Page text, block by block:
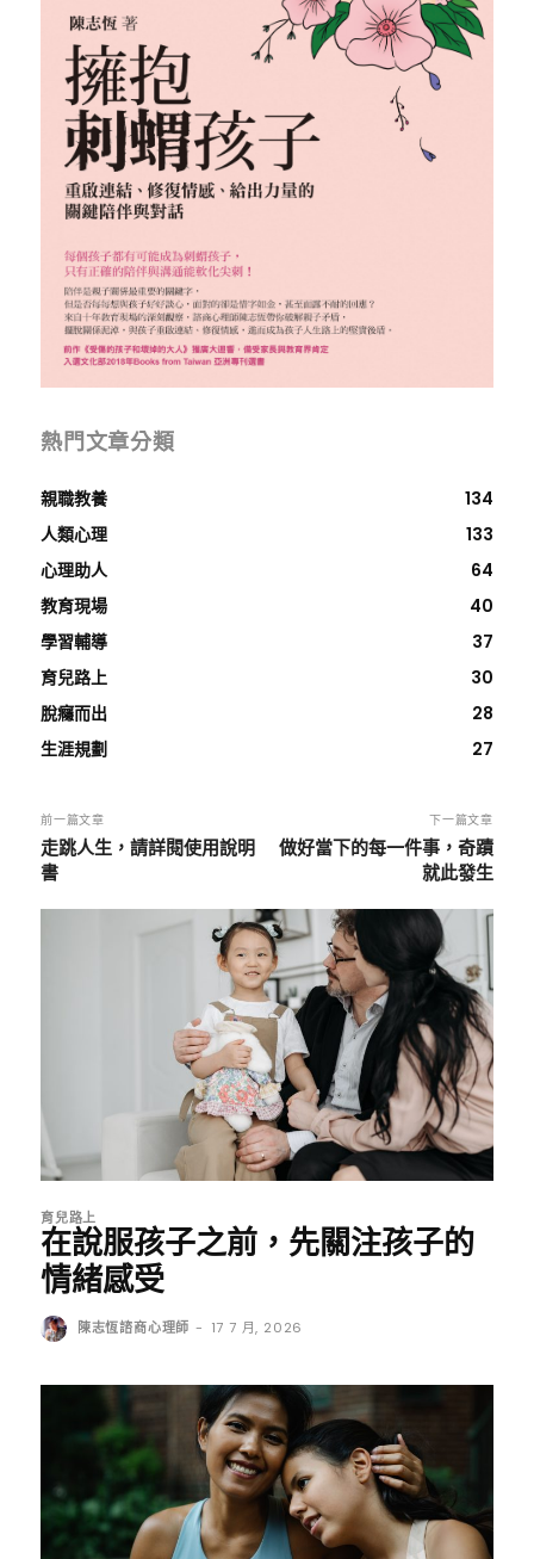
熱門文章分類
親職教養
134
人類心理
133
心理助人
64
教育現場
40
學習輔導
37
育兒路上
30
脫癮而出
28
生涯規劃
27
前一篇文章
走跳人生，請詳閱使用說明
書
下一篇文章
做好當下的每一件事，奇蹟
就此發生
育兒路上
在說服孩子之前，先關注孩子的
情緒感受
陳志恆諮商心理師 - 17 7 月, 2026